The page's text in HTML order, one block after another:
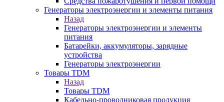
Генераторы электроэнергии и элементы питания
Назад
Генераторы электроэнергии и элементы
питания
Батарейки, аккумуляторы, зарядные
устройства
Генераторы электроэнергии
Товары TDM
Назад
Товары TDM
Кабельно-проводниковая продукция